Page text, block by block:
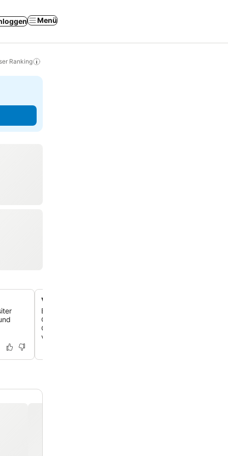
Menü
Ranking
Voll ausgestattete Gemeinschaftsküche
Bereite deine eigenen Mahlzeiten in einer umfassenden
Gemeinschaftsküche zu, die über einen Backofen, Herd,
Geschirrspüler, Gefrierschrank und alle notwendigen
verfügt.